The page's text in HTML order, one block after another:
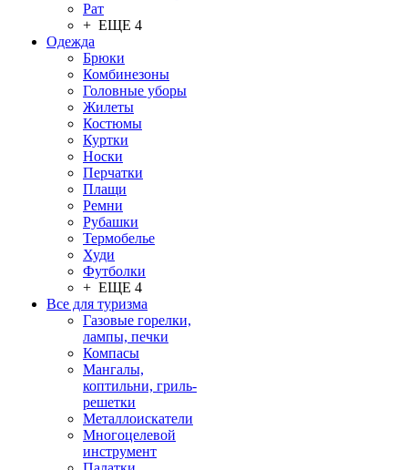
Рат
+ ЕЩЕ 4
Одежда
Брюки
Комбинезоны
Головные уборы
Жилеты
Костюмы
Куртки
Носки
Перчатки
Плащи
Ремни
Рубашки
Термобелье
Худи
Футболки
+ ЕЩЕ 4
Все для туризма
Газовые горелки,
лампы, печки
Компасы
Мангалы,
коптильни, гриль-
решетки
Металлоискатели
Многоцелевой
инструмент